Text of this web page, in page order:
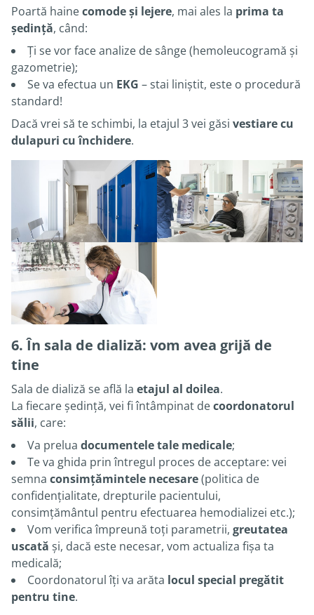
Poartă hainecomode și lejere, mai ales la prima ta
ședință, când:
Ți se vor face analize de sânge (hemoleucogramă și
gazometrie);
Se va efectua un EKG – stai liniștit, este o procedură
standard!
Dacă vrei să te schimbi, la etajul 3 vei găsi vestiare cu
dulapuri cu închidere.
6. În sala de dializă: vom avea grijă de
tine
Sala de dializă se află la etajul al doilea.
La fiecare ședință, vei fi întâmpinat decoordonatorul
sălii, care:
Va prelua documentele tale medicale;
Te va ghida prin întregul proces de acceptare: vei
semna consimțămintele necesare(politica de
confidențialitate, drepturile pacientului,
consimțământul pentru efectuarea hemodializei etc.);
Vom verifica împreună toți parametrii, greutatea
uscată și, dacă este necesar, vom actualiza fișa ta
medicală;
Coordonatorul îți va arăta locul special pregătit
pentru tine.